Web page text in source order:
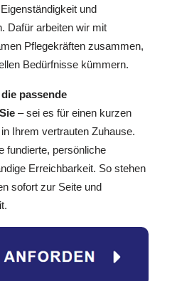
und
Dafür arbeiten wir mit
Pflegekräften zusammen,
Bedürfnisse kümmern.
passende
– sei es für einen kurzen
Ihrem vertrauten Zuhause.
fundierte, persönliche
Erreichbarkeit. So stehen
sofort zur Seite und